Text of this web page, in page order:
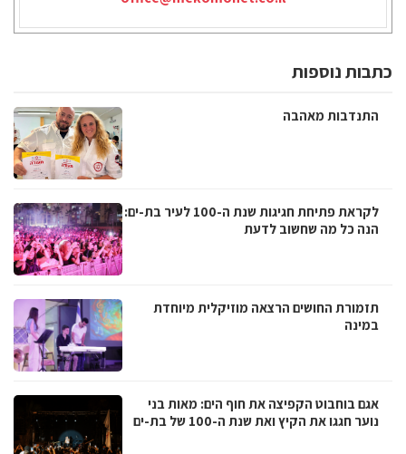
כתבות נוספות
התנדבות מאהבה
לקראת פתיחת חגיגות שנת ה-100 לעיר בת-ים:
הנה כל מה שחשוב לדעת
תזמורת החושים הרצאה מוזיקלית מיוחדת
במינה
אגם בוחבוט הקפיצה את חוף הים: מאות בני
נוער חגגו את הקיץ ואת שנת ה-100 של בת-ים